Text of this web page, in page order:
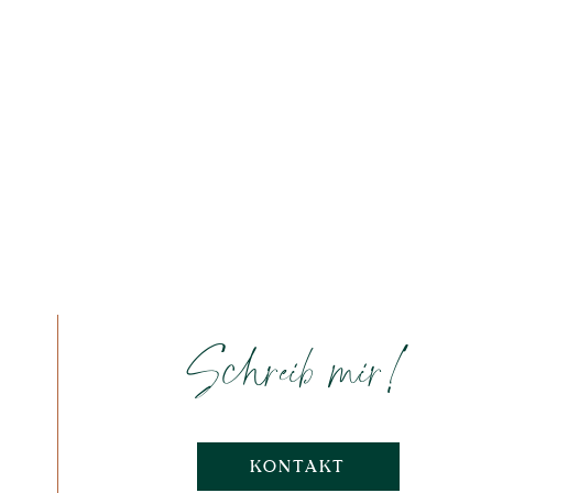
Schreib mir!
KONTAKT